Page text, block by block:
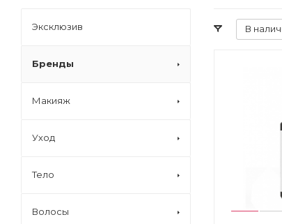
В
Эксклюзив
Бренды
Макияж
Уход
Тело
Волосы